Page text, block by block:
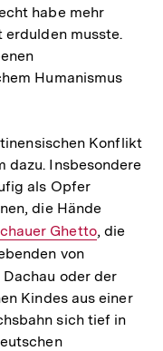
habe mehr
erdulden musste.
Humanismus
Konflikt
dazu. Insbesondere
als Opfer
die Hände
Ghetto, die
vonInterner
Link:
oder der
Kindes aus einer
sich tief in